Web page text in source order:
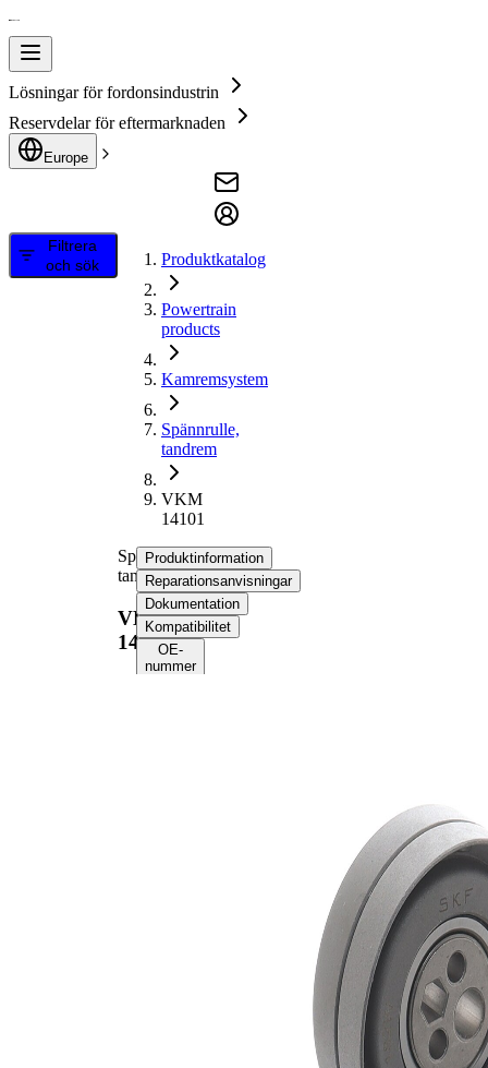
Lösningar för fordonsindustrin
Reservdelar för eftermarknaden
Europe
Filtrera
och sök
Produktkatalog
Powertrain
products
Kamremsystem
Spännrulle,
tandrem
VKM
14101
Spännrulle,
tandrem
VKM
14101
Produktinformation
Reparationsanvisningar
Dokumentation
Kompatibilitet
OE-
nummer
manuell
Kompletteringsartikel/tilläggsinfo med
fästmaterial